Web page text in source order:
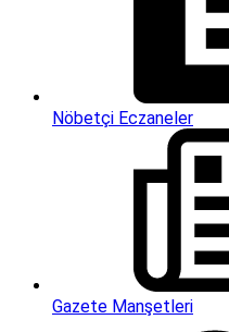
Nöbetçi Eczaneler
Gazete Manşetleri